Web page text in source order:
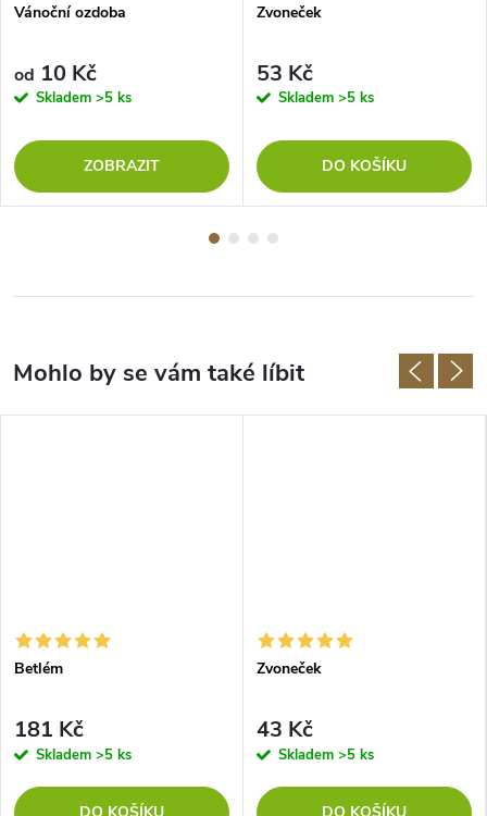
Vánoční ozdoba
od 10 Kč
Skladem >5 ks
ZOBRAZIT
Zvoneček
53 Kč
Skladem >5 ks
DO KOŠÍKU
Betlém
181 Kč
Skladem >5 ks
DO KOŠÍKU
Zvoneček
43 Kč
Skladem >5 ks
DO KOŠÍKU